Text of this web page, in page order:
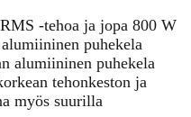
-tehoa ja jopa 800 W
puhekela
alumiininen puhekela
tehonkeston ja
myös suurilla